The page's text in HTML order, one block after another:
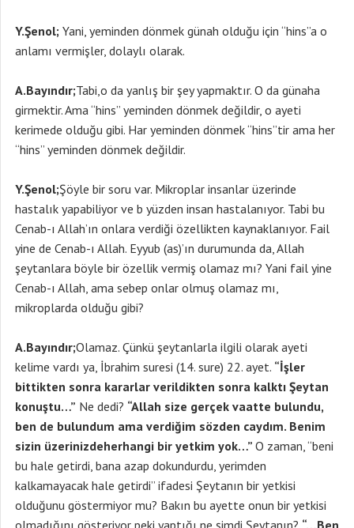
Y.Şenol; Yani, yeminden dönmek günah olduğu için “hins”a o
anlamı vermişler, dolaylı olarak.
A.Bayındır;Tabi,o da yanlış bir şey yapmaktır. O da günaha
girmektir. Ama “hins” yeminden dönmek değildir, o ayeti
kerimede olduğu gibi. Har yeminden dönmek “hins”tir ama her
“hins” yeminden dönmek değildir.
Y.Şenol;Şöyle bir soru var. Mikroplar insanlar üzerinde
hastalık yapabiliyor ve b yüzden insan hastalanıyor. Tabi bu
Cenab-ı Allah’ın onlara verdiği özellikten kaynaklanıyor. Fail
yine de Cenab-ı Allah. Eyyub (as)’ın durumunda da, Allah
şeytanlara böyle bir özellik vermiş olamaz mı? Yani fail yine
Cenab-ı Allah, ama sebep onlar olmuş olamaz mı,
mikroplarda olduğu gibi?
A.Bayındır;Olamaz. Çünkü şeytanlarla ilgili olarak ayeti
kelime vardı ya, İbrahim suresi (14. sure) 22. ayet. “İşler
bittikten sonra kararlar verildikten sonra kalktı Şeytan
konuştu…” Ne dedi? “Allah size gerçek vaatte bulundu,
ben de bulundum ama verdiğim sözden caydım. Benim
sizin üzerinizdeherhangi bir yetkim yok…” O zaman, “beni
bu hale getirdi, bana azap dokundurdu, yerimden
kalkamayacak hale getirdi” ifadesi Şeytanın bir yetkisi
olduğunu göstermiyor mu? Bakın bu ayette onun bir yetkisi
olmadığını gösteriyor peki yaptığı ne şimdi Şeytanın? “…Ben